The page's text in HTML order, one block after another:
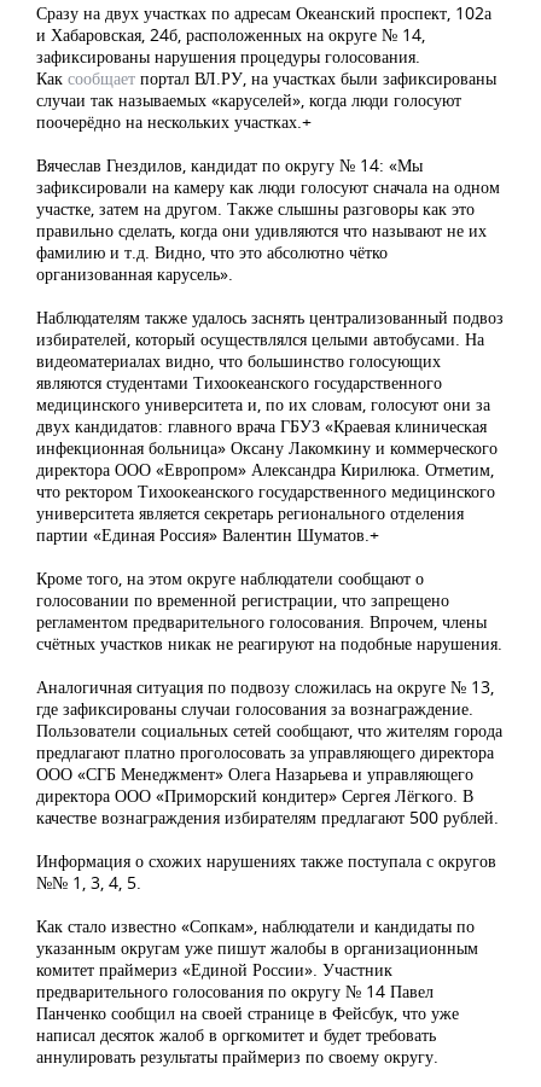
Сразу на двух участках по адресам Океанский проспект, 102а
и Хабаровская, 24б, расположенных на округе № 14,
зафиксированы нарушения процедуры голосования.
Как сообщает портал ВЛ.РУ, на участках были зафиксированы
случаи так называемых «каруселей», когда люди голосуют
поочерёдно на нескольких участках.+
Вячеслав Гнездилов, кандидат по округу № 14: «Мы
зафиксировали на камеру как люди голосуют сначала на одном
участке, затем на другом. Также слышны разговоры как это
правильно сделать, когда они удивляются что называют не их
фамилию и т.д. Видно, что это абсолютно чётко
организованная карусель».
Наблюдателям также удалось заснять централизованный подвоз
избирателей, который осуществлялся целыми автобусами. На
видеоматериалах видно, что большинство голосующих
являются студентами Тихоокеанского государственного
медицинского университета и, по их словам, голосуют они за
двух кандидатов: главного врача ГБУЗ «Краевая клиническая
инфекционная больница» Оксану Лакомкину и коммерческого
директора ООО «Европром» Александра Кирилюка. Отметим,
что ректором Тихоокеанского государственного медицинского
университета является секретарь регионального отделения
партии «Единая Россия» Валентин Шуматов.+
Кроме того, на этом округе наблюдатели сообщают о
голосовании по временной регистрации, что запрещено
регламентом предварительного голосования. Впрочем, члены
счётных участков никак не реагируют на подобные нарушения.
Аналогичная ситуация по подвозу сложилась на округе № 13,
где зафиксированы случаи голосования за вознаграждение.
Пользователи социальных сетей сообщают, что жителям города
предлагают платно проголосовать за управляющего директора
ООО «СГБ Менеджмент» Олега Назарьева и управляющего
директора ООО «Приморский кондитер» Сергея Лёгкого. В
качестве вознаграждения избирателям предлагают 500 рублей.
Информация о схожих нарушениях также поступала с округов
№№ 1, 3, 4, 5.
Как стало известно «Сопкам», наблюдатели и кандидаты по
указанным округам уже пишут жалобы в организационным
комитет праймериз «Единой России». Участник
предварительного голосования по округу № 14 Павел
Панченко сообщил на своей странице в Фейсбук, что уже
написал десяток жалоб в оргкомитет и будет требовать
аннулировать результаты праймериз по своему округу.